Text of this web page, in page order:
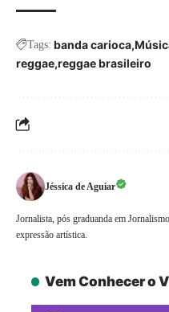
Tags: banda carioca
reggae reggae brasileiro
Jéssica de Aguiar
Jornalista, pós graduanda em
expressão artística.
Vem Conhecer o